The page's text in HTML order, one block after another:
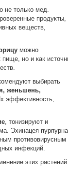
не только мед.
продукты,
веществ,
можно
пище, но и как
выбирать
женьшень,
эффективность,
, тонизируют и
Эхинацея
противовирусным
инфекций.
этих растений